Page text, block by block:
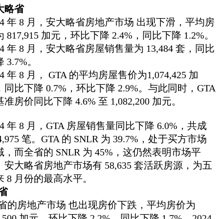
略省
年 8 月，安大略省房地产市场 出现下滑，平均房
817,915 加元，环比下降 2.4%，同比下降 1.2%。
年 8 月，安大略省房屋销售量为 13,484 套，同比
3.7%。
年 8 月， GTA 的平均房屋售价为1,074,425 加
同比下降 0.7%，环比下降 2.9%。与此同时，GTA
准房价同比下降 4.6% 至 1,082,200 加元。
年 8 月，GTA 房屋销售量同比下降 6.0%，共成
笔。GTA 的 SNLR 为 39.7%，处于买方市场
，而全省的 SNLR 为 45%，这仍然表明市场平
安大略省房地产市场有 58,635 套活跃房源，为五
8 月份的最高水平。
的房地产市场 也出现房价下跌，平均房价为